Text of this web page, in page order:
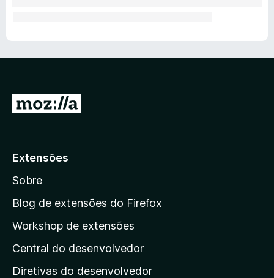
a
a
a
á
g
i
Extensões
Sobre
Blog de extensões do Firefox
Workshop de extensões
Central do desenvolvedor
Diretivas do desenvolvedor